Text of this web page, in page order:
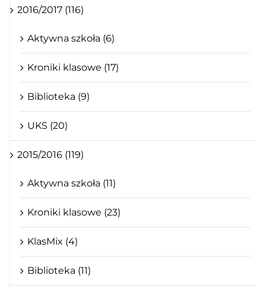
2016/2017 (116)
Aktywna szkoła (6)
Kroniki klasowe (17)
Biblioteka (9)
UKS (20)
2015/2016 (119)
Aktywna szkoła (11)
Kroniki klasowe (23)
KlasMix (4)
Biblioteka (11)